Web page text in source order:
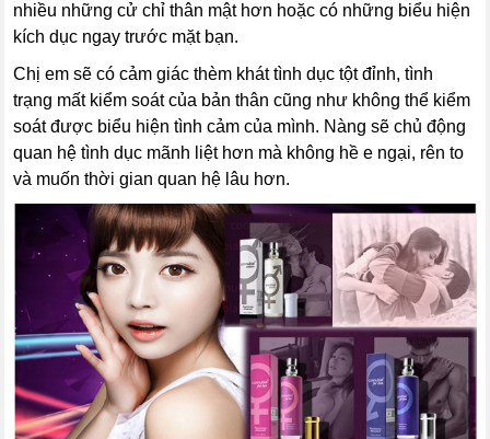
nhiều những cử chỉ thân mật hơn hoặc có những biểu hiện
kích dục ngay trước mặt bạn.
Chị em sẽ có cảm giác thèm khát tình dục tột đỉnh, tình
trạng mất kiểm soát của bản thân cũng như không thể kiểm
soát được biểu hiện tình cảm của mình. Nàng sẽ chủ động
quan hệ tình dục mãnh liệt hơn mà không hề e ngại, rên to
và muốn thời gian quan hệ lâu hơn.